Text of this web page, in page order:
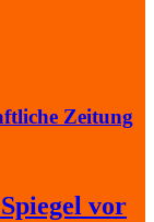
Zeitung
vor